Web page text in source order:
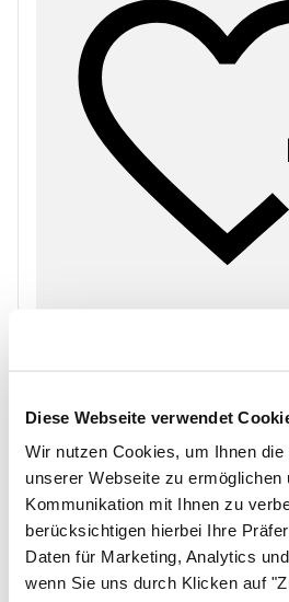
Diese Webseite verwendet
Wir nutzen Cookies, um Ihnen
unserer Webseite zu ermöglichen
Kommunikation mit Ihnen zu
berücksichtigen hierbei Ihre
Daten für Marketing, Analytics
wenn Sie uns durch Klicken auf